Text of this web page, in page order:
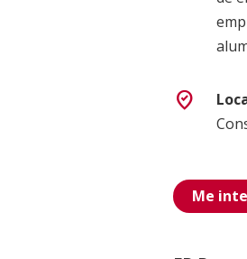
where_to_vote
Me